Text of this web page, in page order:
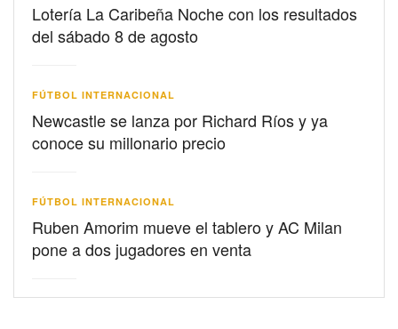
Lotería La Caribeña Noche con los resultados
del sábado 8 de agosto
FÚTBOL INTERNACIONAL
Newcastle se lanza por Richard Ríos y ya
conoce su millonario precio
FÚTBOL INTERNACIONAL
Ruben Amorim mueve el tablero y AC Milan
pone a dos jugadores en venta